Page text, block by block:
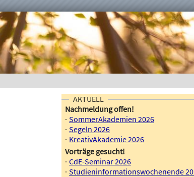
AKTUELL
Nachmeldung offen!
SommerAkademien 2026
Segeln 2026
KreativAkademie 2026
Vorträge gesucht!
CdE-Seminar 2026
Studieninformationswochenende